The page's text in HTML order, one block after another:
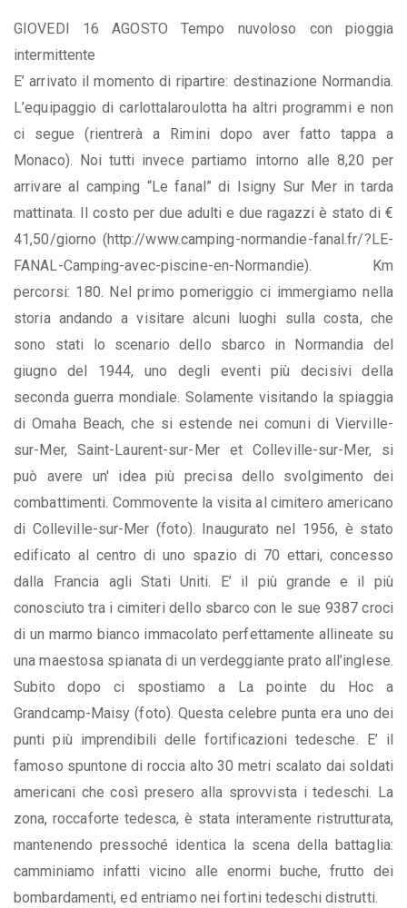
GIOVEDI 16 AGOSTO Tempo nuvoloso con pioggia
intermittente
E’ arrivato il momento di ripartire: destinazione Normandia.
L’equipaggio di carlottalaroulotta ha altri programmi e non
ci segue (rientrerà a Rimini dopo aver fatto tappa a
Monaco). Noi tutti invece partiamo intorno alle 8,20 per
arrivare al camping “Le fanal” di Isigny Sur Mer in tarda
mattinata. Il costo per due adulti e due ragazzi è stato di €
41,50/giorno (http://www.camping-normandie-fanal.fr/?LE-
FANAL-Camping-avec-piscine-en-Normandie). Km
percorsi: 180. Nel primo pomeriggio ci immergiamo nella
storia andando a visitare alcuni luoghi sulla costa, che
sono stati lo scenario dello sbarco in Normandia del
giugno del 1944, uno degli eventi più decisivi della
seconda guerra mondiale. Solamente visitando la spiaggia
di Omaha Beach, che si estende nei comuni di Vierville-
sur-Mer, Saint-Laurent-sur-Mer et Colleville-sur-Mer, si
può avere un' idea più precisa dello svolgimento dei
combattimenti. Commovente la visita al cimitero americano
di Colleville-sur-Mer (foto). Inaugurato nel 1956, è stato
edificato al centro di uno spazio di 70 ettari, concesso
dalla Francia agli Stati Uniti. E’ il più grande e il più
conosciuto tra i cimiteri dello sbarco con le sue 9387 croci
di un marmo bianco immacolato perfettamente allineate su
una maestosa spianata di un verdeggiante prato all’inglese.
Subito dopo ci spostiamo a La pointe du Hoc a
Grandcamp-Maisy (foto). Questa celebre punta era uno dei
punti più imprendibili delle fortificazioni tedesche. E’ il
famoso spuntone di roccia alto 30 metri scalato dai soldati
americani che così presero alla sprovvista i tedeschi. La
zona, roccaforte tedesca, è stata interamente ristrutturata,
mantenendo pressoché identica la scena della battaglia:
camminiamo infatti vicino alle enormi buche, frutto dei
bombardamenti, ed entriamo nei fortini tedeschi distrutti.